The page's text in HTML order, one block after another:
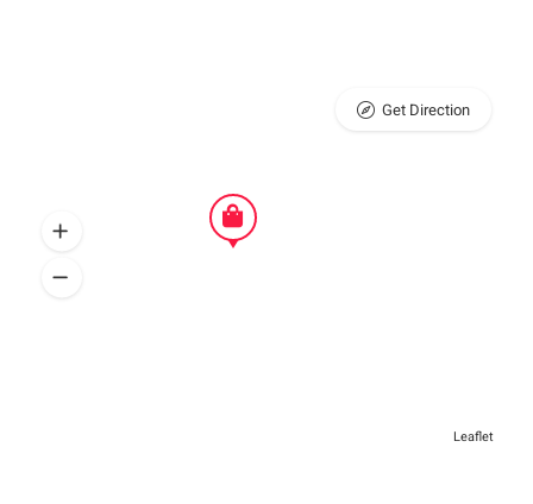
Leaflet
Get Direction